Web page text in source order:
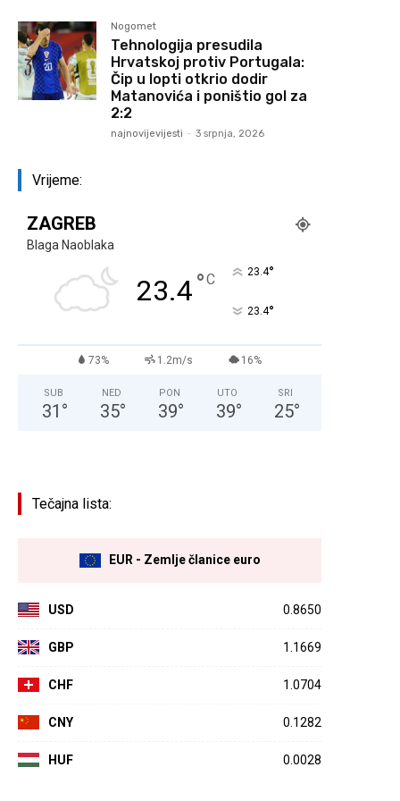
Nogomet
Tehnologija presudila
Hrvatskoj protiv Portugala:
Čip u lopti otkrio dodir
Matanovića i poništio gol za
2:2
najnovijevijesti - 3 srpnja, 2026
Vrijeme:
ZAGREB
Blaga Naoblaka
23.4°C 23.4°
23.4°
73% 1.2m/s 16%
SUB
31 °
NED
35°
PON
39°
UTO
39°
SRI
25°
Tečajna lista:
EUR - Zemlje članice euro
USD 0.8650
GBP 1.1669
CHF 1.0704
CNY 0.1282
HUF 0.0028